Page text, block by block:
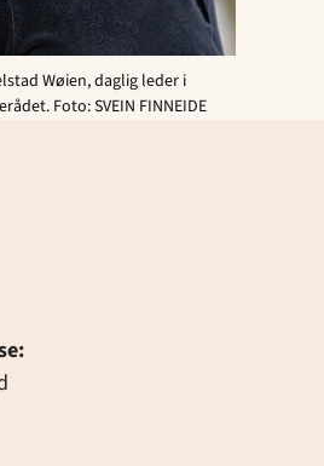
Wøien, daglig leder i
Foto: SVEIN FINNEIDE